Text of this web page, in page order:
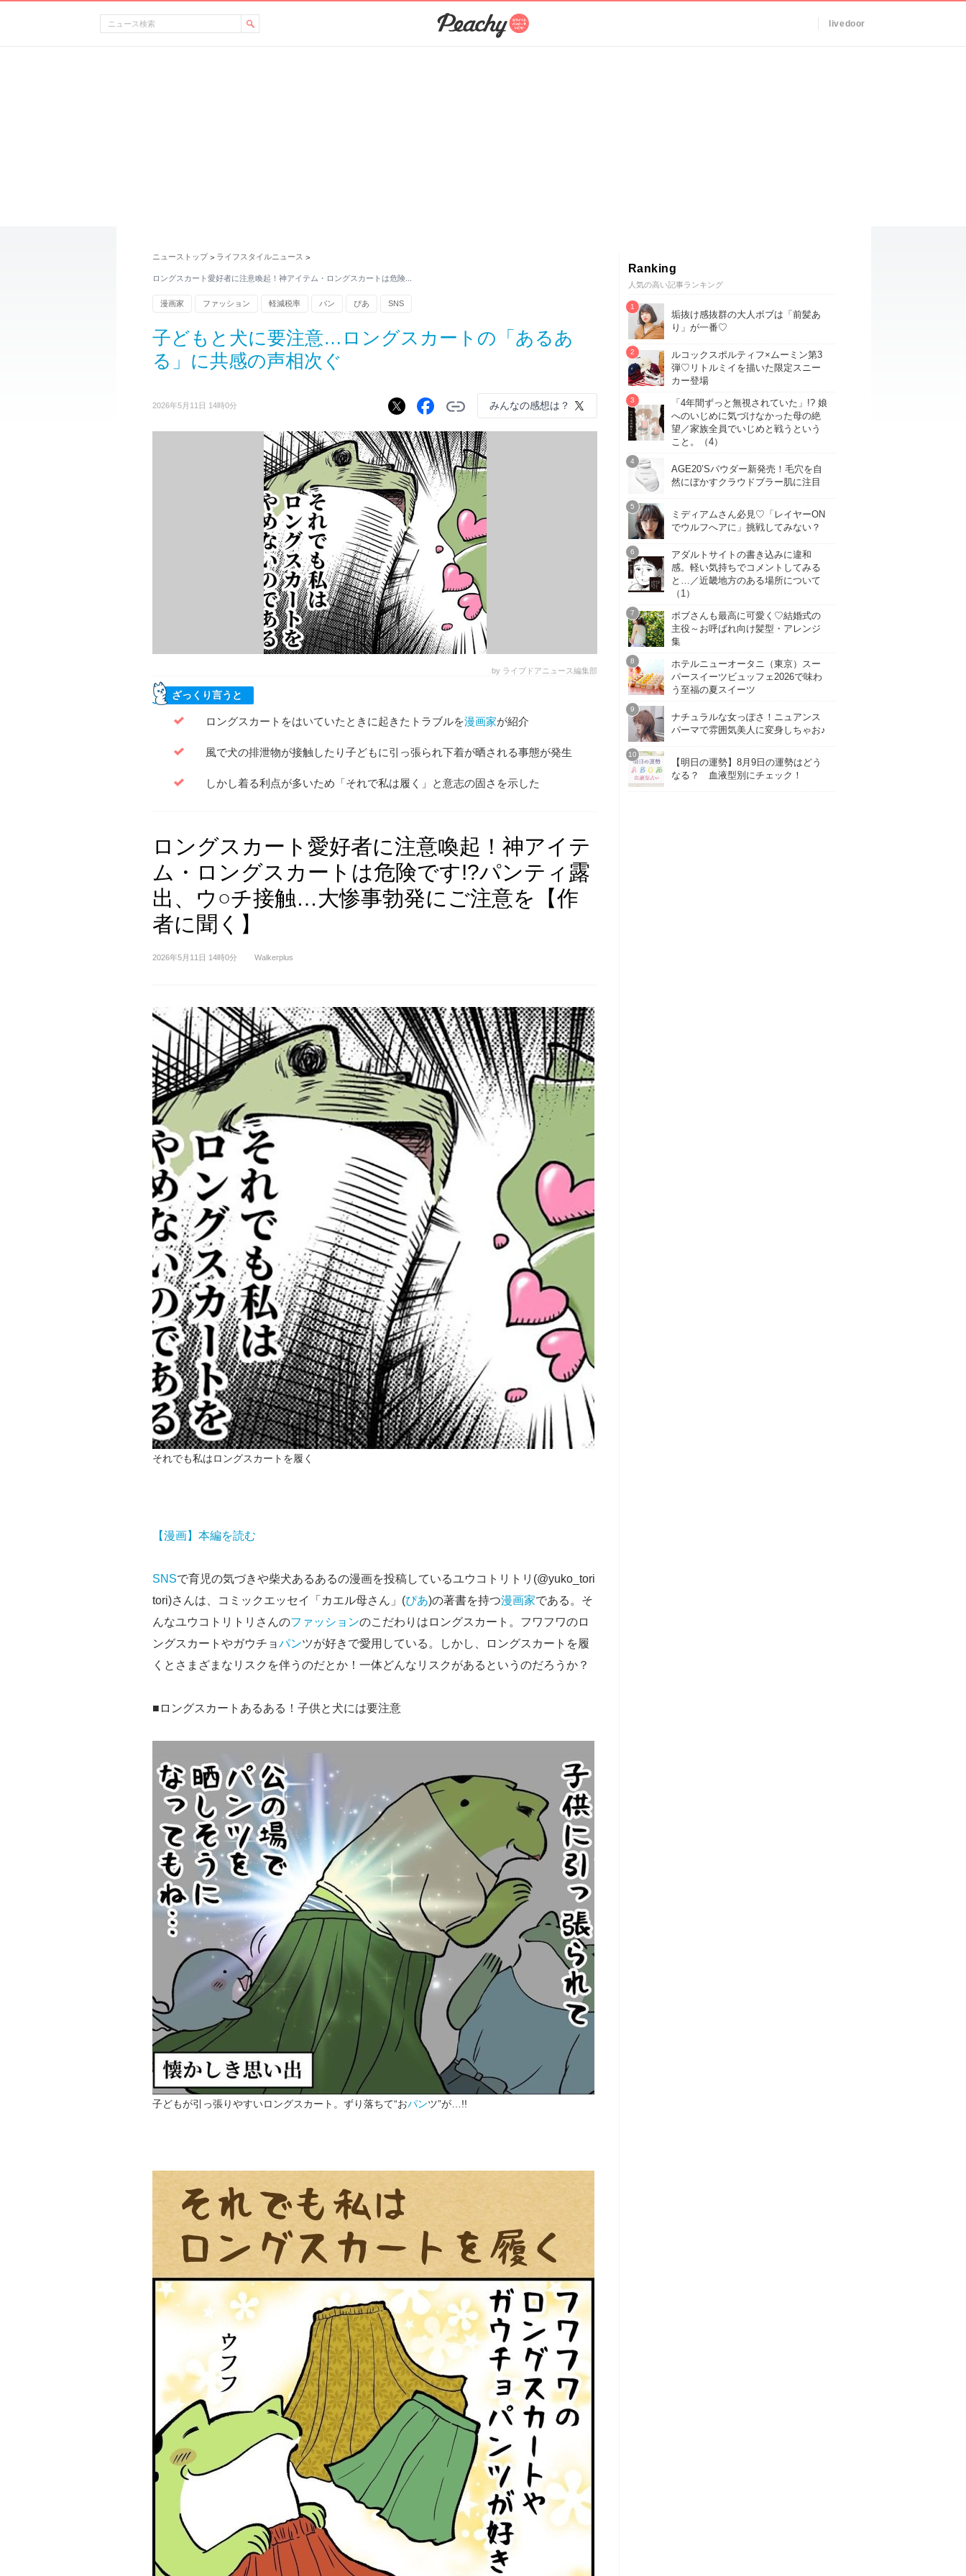
livedoor
ニューストップ > ライフスタイルニュース >
ロングスカート愛好者に注意喚起！神アイテム・ロングスカートは危険…
漫画家 ファッション 軽減税率 パン ぴあ SNS
子どもと犬に要注意…ロングスカートの「あるあ
る」に共感の声相次ぐ
2026年5月11日 14時0分 みんなの感想は？
by ライブドアニュース編集部
ざっくり言うと
ロングスカートをはいていたときに起きたトラブルを漫画家が紹介
風で犬の排泄物が接触したり子どもに引っ張られ下着が晒される事態が発生
しかし着る利点が多いため「それで私は履く」と意志の固さを示した
ロングスカート愛好者に注意喚起！神アイテ
ム・ロングスカートは危険です!?パンティ露
出、ウ○チ接触…大惨事勃発にご注意を【作
者に聞く】
2026年5月11日 14時0分 Walkerplus
それでも私はロングスカートを履く
【漫画】本編を読む
SNSで育児の気づきや柴犬あるあるの漫画を投稿しているユウコトリトリ(@yuko_tori
tori)さんは、コミックエッセイ「カエル母さん」(ぴあ)の著書を持つ漫画家である。そ
んなユウコトリトリさんのファッションのこだわりはロングスカート。フワフワのロ
ングスカートやガウチョパンツが好きで愛用している。しかし、ロングスカートを履
くとさまざまなリスクを伴うのだとか！一体どんなリスクがあるというのだろうか？
■ロングスカートあるある！子供と犬には要注意
子どもが引っ張りやすいロングスカート。ずり落ちて“おパンツ”が…!!
Ranking
人気の高い記事ランキング
垢抜け感抜群の大人ボブは「前髪あ
り」が一番♡
ルコックスポルティフ×ムーミン第3
弾♡リトルミイを描いた限定スニー
カー登場
「4年間ずっと無視されていた」!? 娘
へのいじめに気づけなかった母の絶
望／家族全員でいじめと戦うという
こと。（4）
AGE20’Sパウダー新発売！毛穴を自
然にぼかすクラウドブラー肌に注目
ミディアムさん必見♡「レイヤーON
でウルフへアに」挑戦してみない？
アダルトサイトの書き込みに違和
感。軽い気持ちでコメントしてみる
と…／近畿地方のある場所について
（1）
ボブさんも最高に可愛く♡結婚式の
主役～お呼ばれ向け髪型・アレンジ
集
ホテルニューオータニ（東京）スー
パースイーツビュッフェ2026で味わ
う至福の夏スイーツ
ナチュラルな女っぽさ！ニュアンス
パーマで雰囲気美人に変身しちゃお♪
【明日の運勢】8月9日の運勢はどう
なる？ 血液型別にチェック！